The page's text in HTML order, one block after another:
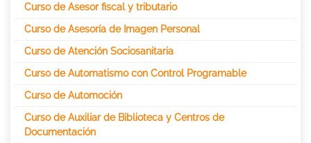
Curso de Asesor fiscal y tributario
Curso de Asesoría de Imagen Personal
Curso de Atención Sociosanitaria
Curso de Automatismo con Control Programable
Curso de Automoción
Curso de Auxiliar de Biblioteca y Centros de
Documentación